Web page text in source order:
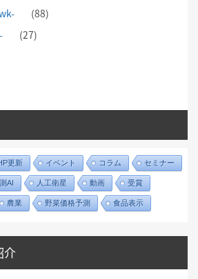
(88)
(27)
更新 イベント コラム セミナー
AI 人工衛星 動画 受賞
農業 野菜価格予測 食品表示
介